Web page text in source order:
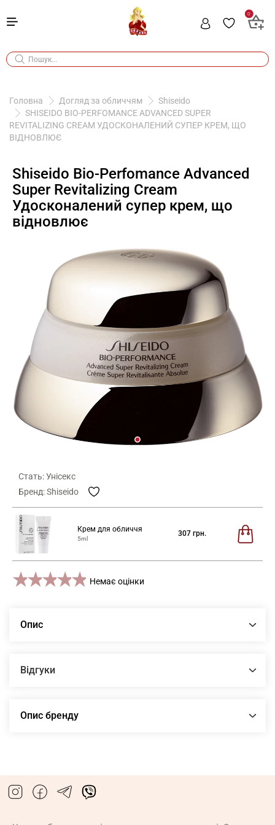
0
Головна Догляд за обличчям
Shiseido
SHISEIDO BIO-PERFOMANCE ADVANCED SUPER
REVITALIZING CREAM УДОСКОНАЛЕНИЙ СУПЕР КРЕМ, ЩО
ВІДНОВЛЮЄ
Shiseido Bio-Perfomance Advanced
Super Revitalizing Cream
Удосконалений супер крем, що
відновлює
Стать: Унісекс
Бренд: Shiseido
Крем для обличчя
5ml
307 грн.
5 stars
4 stars
3 stars
2 stars
1 star Немає оцінки
Опис
Відгуки
Опис бренду